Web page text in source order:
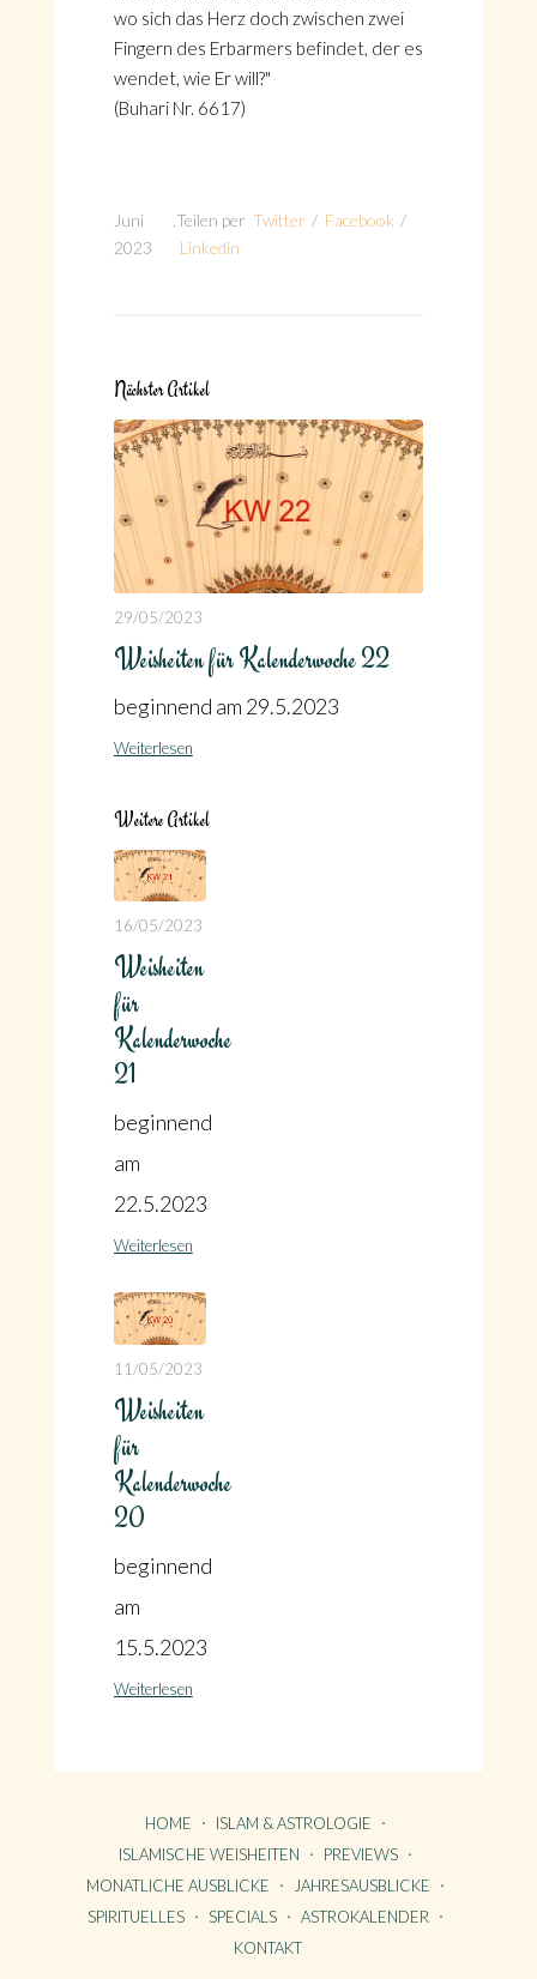
wo sich das Herz doch zwischen zwei
Fingern des Erbarmers befindet, der es
wendet, wie Er will?"
(Buhari Nr. 6617)
Juni
2023
.Teilen per Twitter / Facebook /
Linkedin
Nächster Artikel
29/05/2023
Weisheiten für Kalenderwoche 22
beginnend am 29.5.2023
Weiterlesen
Weitere Artikel
16/05/2023
Weisheiten
für
Kalenderwoche
21
beginnend
am
22.5.2023
Weiterlesen
11/05/2023
Weisheiten
für
Kalenderwoche
20
beginnend
am
15.5.2023
Weiterlesen
HOME
ISLAM & ASTROLOGIE
ISLAMISCHE WEISHEITEN
PREVIEWS
MONATLICHE AUSBLICKE
JAHRESAUSBLICKE
SPIRITUELLES
SPECIALS
ASTROKALENDER
KONTAKT